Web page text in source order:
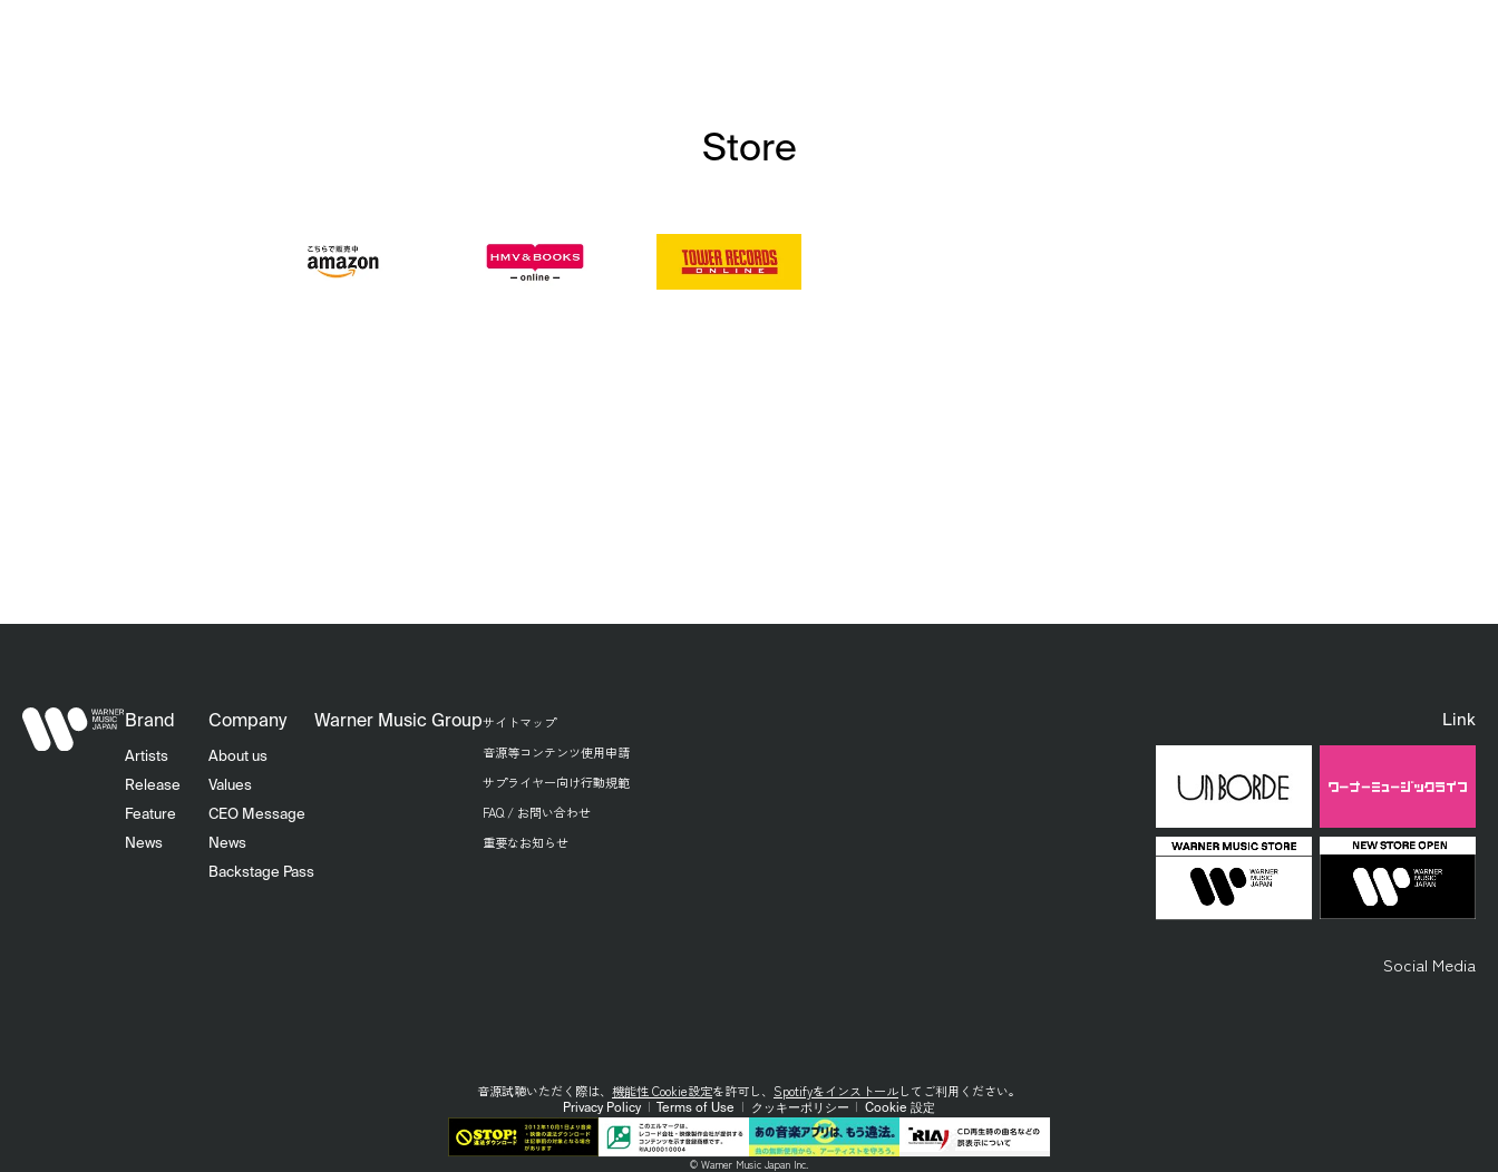
Store
Brand
Artists
Release
Feature
News
Company
About us
Values
CEO Message
News
Backstage Pass
Warner Music Groupサイトマップ
音源等コンテンツ使用申請
サプライヤー向け行動規範
FAQ / お問い合わせ
重要なお知らせ
Link
Social Media
音源試聴いただく際は、 機能性 Cookie設定を許可し、 Spotifyをインストールしてご利用ください。
Privacy Policy Terms of Use クッキーポリシー Cookie 設定
© Warner Music Japan Inc.